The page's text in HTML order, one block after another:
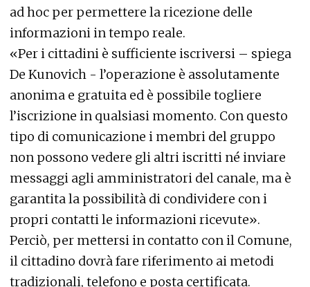
ad hoc per permettere la ricezione delle
informazioni in tempo reale.
«Per i cittadini è sufficiente iscriversi – spiega
De Kunovich - l’operazione è assolutamente
anonima e gratuita ed è possibile togliere
l’iscrizione in qualsiasi momento. Con questo
tipo di comunicazione i membri del gruppo
non possono vedere gli altri iscritti né inviare
messaggi agli amministratori del canale, ma è
garantita la possibilità di condividere con i
propri contatti le informazioni ricevute».
Perciò, per mettersi in contatto con il Comune,
il cittadino dovrà fare riferimento ai metodi
tradizionali, telefono e posta certificata.